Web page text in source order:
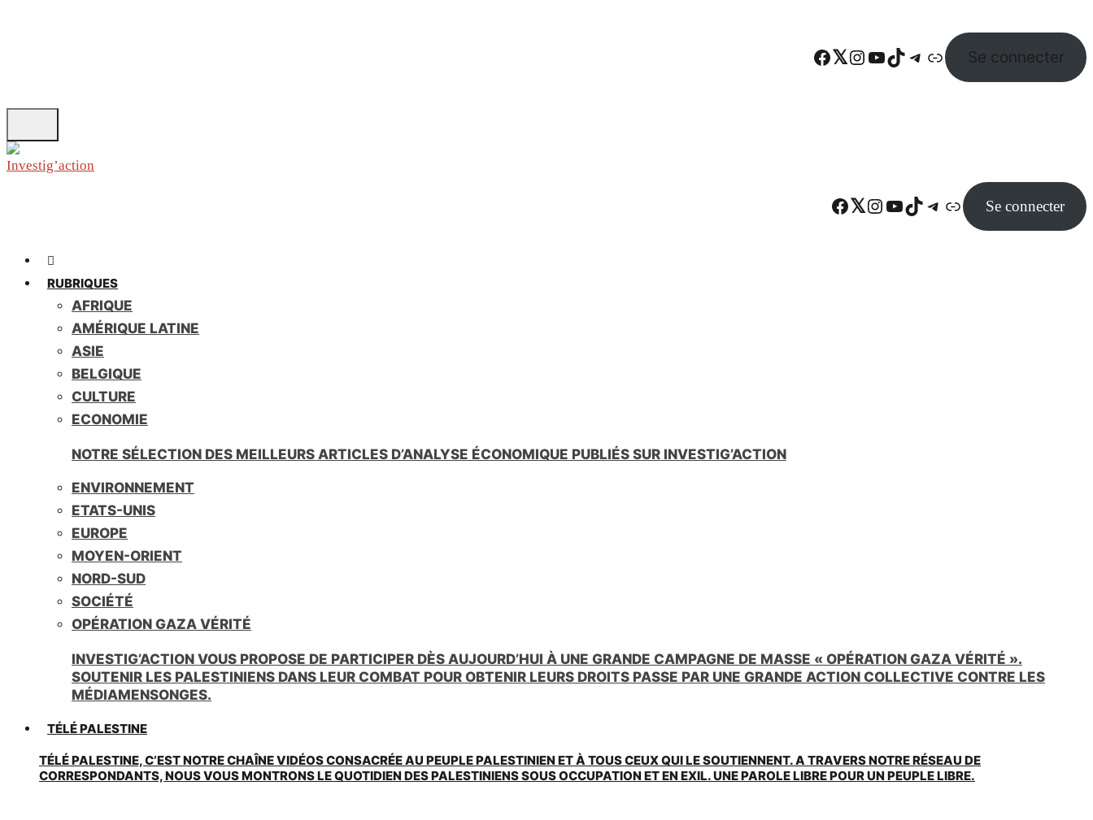
Facebook Twitter Instagram YouTube TikTok Telegram Lien Se connecter
Facebook Twitter Instagram YouTube TikTok Telegram Lien Se connecter
RUBRIQUES
AFRIQUE
AMÉRIQUE LATINE
ASIE
BELGIQUE
CULTURE
ECONOMIE
NOTRE SÉLECTION DES MEILLEURS ARTICLES D’ANALYSE ÉCONOMIQUE PUBLIÉS SUR INVESTIG’ACTION
ENVIRONNEMENT
ETATS-UNIS
EUROPE
MOYEN-ORIENT
NORD-SUD
SOCIÉTÉ
OPÉRATION GAZA VÉRITÉ
INVESTIG’ACTION VOUS PROPOSE DE PARTICIPER DÈS AUJOURD’HUI À UNE GRANDE CAMPAGNE DE MASSE « OPÉRATION GAZA VÉRITÉ ».
SOUTENIR LES PALESTINIENS DANS LEUR COMBAT POUR OBTENIR LEURS DROITS PASSE PAR UNE GRANDE ACTION COLLECTIVE CONTRE LES
MÉDIAMENSONGES.
TÉLÉ PALESTINE
TÉLÉ PALESTINE, C’EST NOTRE CHAÎNE VIDÉOS CONSACRÉE AU PEUPLE PALESTINIEN ET À TOUS CEUX QUI LE SOUTIENNENT. A TRAVERS NOTRE RÉSEAU DE
CORRESPONDANTS, NOUS VOUS MONTRONS LE QUOTIDIEN DES PALESTINIENS SOUS OCCUPATION ET EN EXIL. UNE PAROLE LIBRE POUR UN PEUPLE LIBRE.